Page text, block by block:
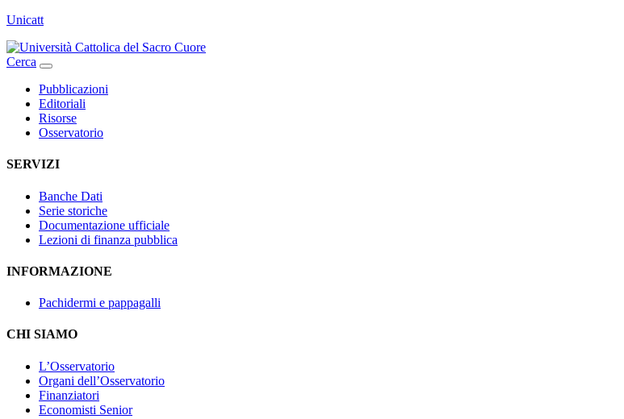
Unicatt
Cerca
Pubblicazioni
Editoriali
Risorse
Osservatorio
SERVIZI
Banche Dati
Serie storiche
Documentazione ufficiale
Lezioni di finanza pubblica
INFORMAZIONE
Pachidermi e pappagalli
CHI SIAMO
L’Osservatorio
Organi dell’Osservatorio
Finanziatori
Economisti Senior